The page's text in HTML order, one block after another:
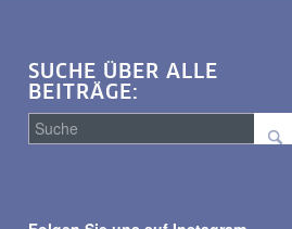
SUCHE ÜBER ALLE
BEITRÄGE: